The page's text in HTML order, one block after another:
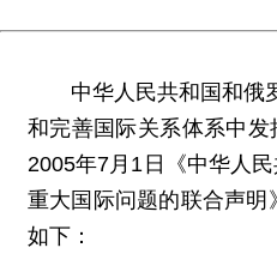
中华人民共和国和俄
和完善国际关系体系中
2005年7月1日《中华人
重大国际问题的联合声
如下：